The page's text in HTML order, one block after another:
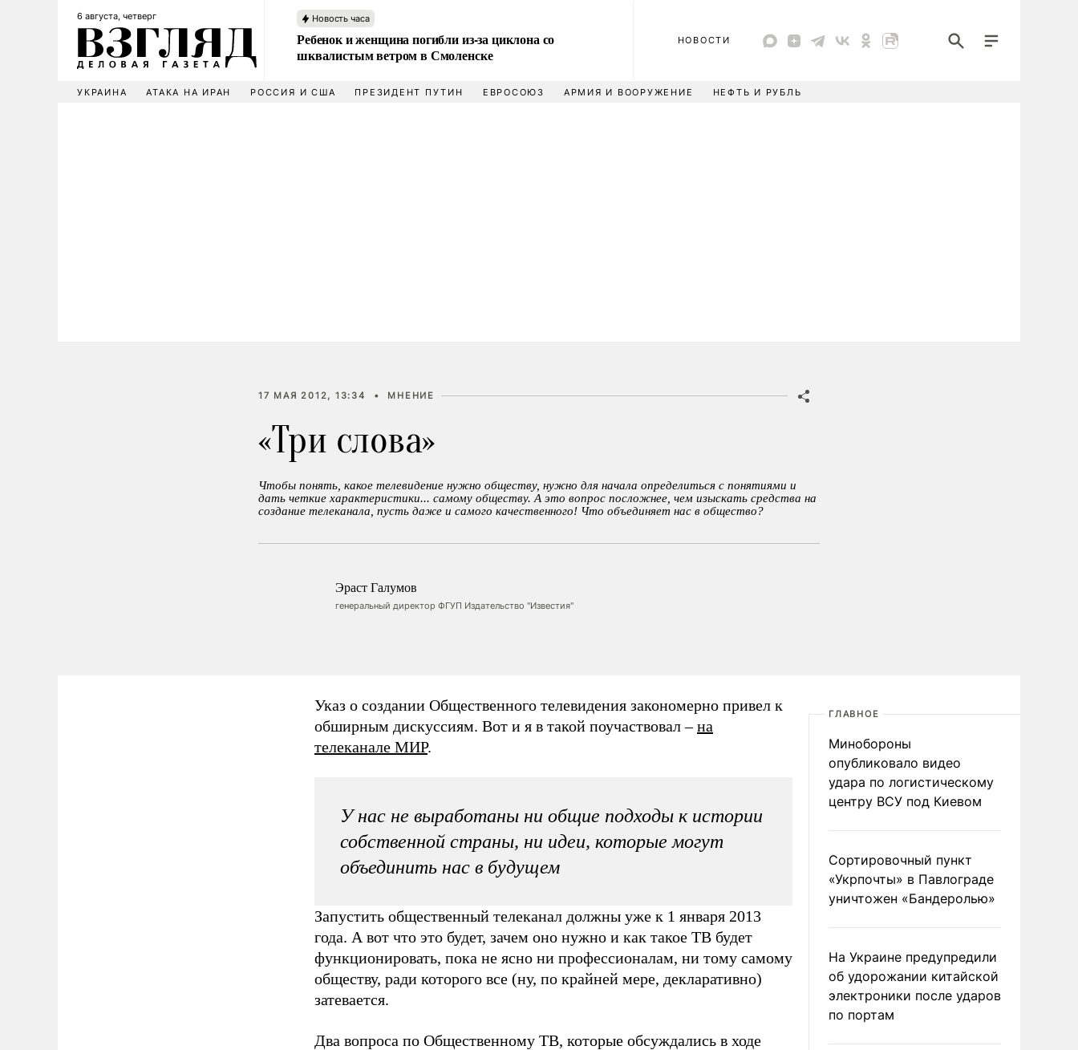
6 августа, четверг Новость часа
Ребенок и женщина погибли из-за циклона со
шквалистым ветром в Смоленске
НОВОСТИ
УКРАИНА АТАКА НА ИРАН РОССИЯ И США ПРЕЗИДЕНТ ПУТИН ЕВРОСОЮЗ АРМИЯ И ВООРУЖЕНИЕ НЕФТЬ И РУБЛЬ
17 МАЯ 2012, 13:34 • МНЕНИЕ
«Три слова»
Чтобы понять, какое телевидение нужно обществу, нужно для начала определиться с понятиями и
дать четкие характеристики... самому обществу. А это вопрос посложнее, чем изыскать средства на
создание телеканала, пусть даже и самого качественного! Что объединяет нас в общество?
Эраст Галумов
генеральный директор ФГУП Издательство "Известия"
Указ о создании Общественного телевидения закономерно привел к
обширным дискуссиям. Вот и я в такой поучаствовал –на
телеканале МИР.
У нас не выработаны ни общие подходы к истории
собственной страны, ни идеи, которые могут
объединить нас в будущем
Запустить общественный телеканал должны уже к 1 января 2013
года. А вот что это будет, зачем оно нужно и как такое ТВ будет
функционировать, пока не ясно ни профессионалам, ни тому самому
обществу, ради которого все (ну, по крайней мере, декларативно)
затевается.
Два вопроса по Общественному ТВ, которые обсуждались в ходе
ГЛАВНОЕ
Минобороны
опубликовало видео
удара по логистическому
центру ВСУ под Киевом
Сортировочный пункт
«Укрпочты» в Павлограде
уничтожен «Бандеролью»
На Украине предупредили
об удорожании китайской
электроники после ударов
по портам